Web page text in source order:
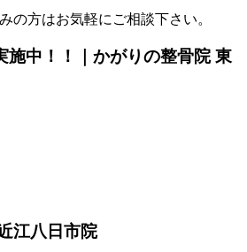
の方はお気軽にご相談下さい。
施中！！｜かがりの整骨院 東
江八日市院